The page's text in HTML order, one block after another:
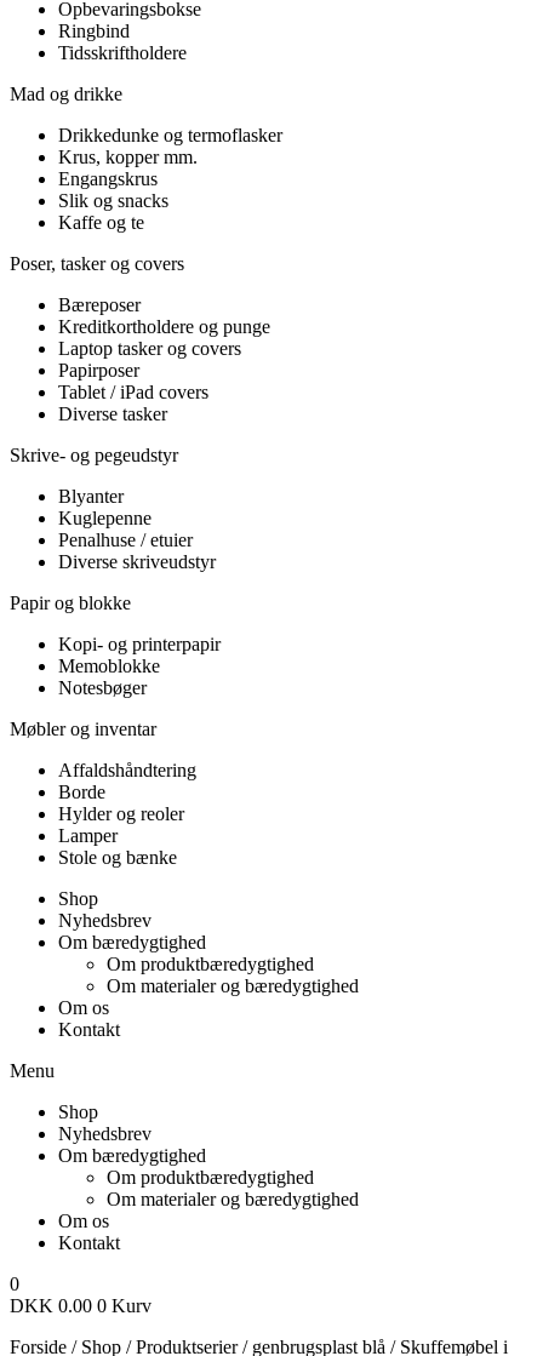
Opbevaringsbokse
Ringbind
Tidsskriftholdere
Mad og drikke
Drikkedunke og termoflasker
Krus, kopper mm.
Engangskrus
Slik og snacks
Kaffe og te
Poser, tasker og covers
Bæreposer
Kreditkortholdere og punge
Laptop tasker og covers
Papirposer
Tablet / iPad covers
Diverse tasker
Skrive- og pegeudstyr
Blyanter
Kuglepenne
Penalhuse / etuier
Diverse skriveudstyr
Papir og blokke
Kopi- og printerpapir
Memoblokke
Notesbøger
Møbler og inventar
Affaldshåndtering
Borde
Hylder og reoler
Lamper
Stole og bænke
Shop
Nyhedsbrev
Om bæredygtighed
Om produktbæredygtighed
Om materialer og bæredygtighed
Om os
Kontakt
Menu
Shop
Nyhedsbrev
Om bæredygtighed
Om produktbæredygtighed
Om materialer og bæredygtighed
Om os
Kontakt
0
DKK 0.00 0 Kurv
Forside / Shop /Produktserier/ genbrugsplast blå / Skuffemøbel i